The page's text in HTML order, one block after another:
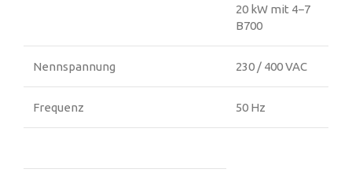
20 kW mit 4−7
B700
Nennspannung 230 / 400 VAC
Frequenz 50 Hz